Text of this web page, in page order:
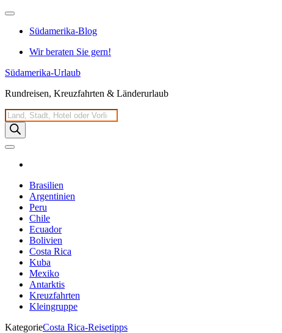
Zum
springenSüdamerika-Blog
Wir beraten Sie gern!
Südamerika-Urlaub
Rundreisen, Kreuzfahrten & Länderurlaub
Products
search
Brasilien
Argentinien
Peru
Chile
Ecuador
Bolivien
Costa Rica
Kuba
Mexiko
Antarktis
Kreuzfahrten
Kleingruppe
KategorieCosta Rica-Reisetipps